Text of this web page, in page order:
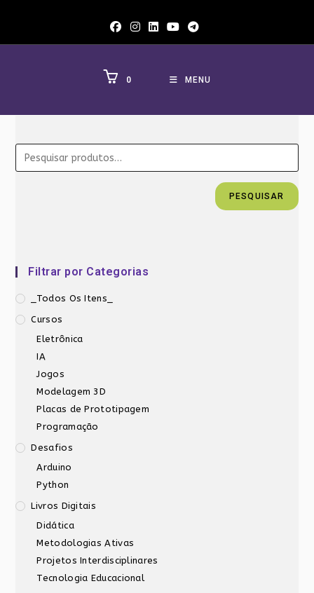
0 MENU
PESQUISAR
Filtrar por Categorias
_Todos Os Itens_
Cursos
Eletrônica
IA
Jogos
Modelagem 3D
Placas de Prototipagem
Programação
Desafios
Arduino
Python
Livros Digitais
Didática
Metodologias Ativas
Projetos Interdisciplinares
Tecnologia Educacional